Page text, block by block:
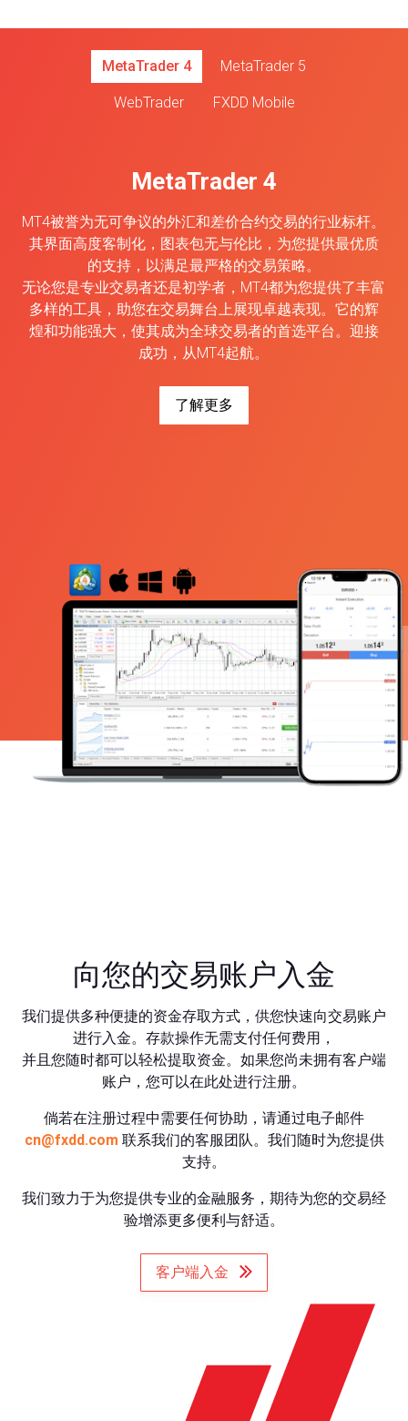
MetaTrader 4 MetaTrader 5
WebTrader FXDD Mobile
MetaTrader 4
MT4被誉为无可争议的外汇和差价合约交易的行业标杆。
其界面高度客制化，图表包无与伦比，为您提供最优质
的支持，以满足最严格的交易策略。
无论您是专业交易者还是初学者，MT4都为您提供了丰富
多样的工具，助您在交易舞台上展现卓越表现。它的辉
煌和功能强大，使其成为全球交易者的首选平台。迎接
成功，从MT4起航。
了解更多
向您的交易账户入金
我们提供多种便捷的资金存取方式，供您快速向交易账户
进行入金。存款操作无需支付任何费用，
并且您随时都可以轻松提取资金。如果您尚未拥有客户端
账户，您可以在此处进行注册。
倘若在注册过程中需要任何协助，请通过电子邮件
cn@fxdd.com 联系我们的客服团队。我们随时为您提供
支持。
我们致力于为您提供专业的金融服务，期待为您的交易经
验增添更多便利与舒适。
客户端入金